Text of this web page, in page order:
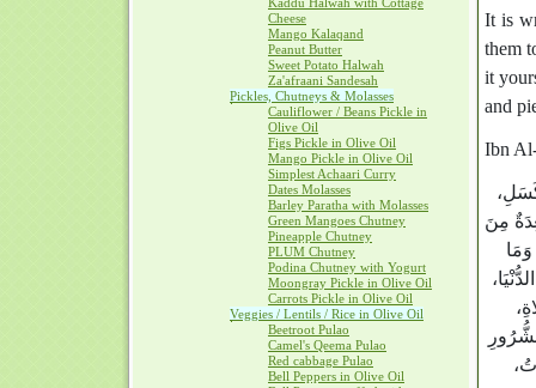
Cheese
Mango Kalaqand
Peanut Butter
Sweet Potato Halwah
Za'afraani Sandesah
Pickles, Chutneys & Molasses
Cauliflower / Beans Pickle in
Olive Oil
Figs Pickle in Olive Oil
Mango Pickle in Olive Oil
Simplest Achaari Curry
Dates Molasses
Barley Paratha with Molasses
Green Mangoes Chutney
Pineapple Chutney
PLUM Chutney
Podina Chutney with Yogurt
Moongray Pickle in Olive Oil
Carrots Pickle in Olive Oil
Veggies / Lentils / Rice in Olive Oil
Beetroot Pulao
Camel's Qeema Pulao
Red cabbage Pulao
Bell Peppers in Olive Oil
It is
them
it
and
Ibn
مِنَ